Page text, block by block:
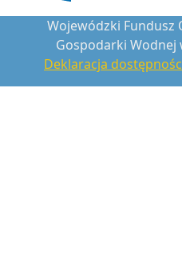
Wojewódzki Fundusz
Gospodarki Wodnej
Deklaracja